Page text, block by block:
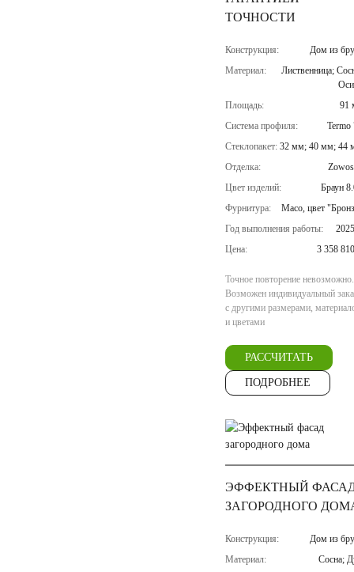
ТОЧНОСТИ
Конструкция:
Дом из
Материал:
Лиственница;
Площадь:
91
Система профиля:
Termo
Стеклопакет: 32 мм; 40 мм; 44
Отделка:
Цвет изделий:
Браун
Фурнитура:
Maco, цвет
Год выполнения работы:
Цена:
3 358
Точное повторение невозможно.
Возможен индивидуальный
с другими размерами,
и цветами
РАССЧИТАТЬ
ПОДРОБНЕЕ
ЭФФЕКТНЫЙ
ЗАГОРОДНОГО
Конструкция:
Дом из
Материал:
Сосна;